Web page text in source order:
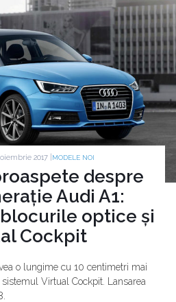
2017 | MODELE NOI
despre
Audi A1:
optice și
Cockpit
o lungime cu 10 centimetri mai
Virtual Cockpit. Lansarea